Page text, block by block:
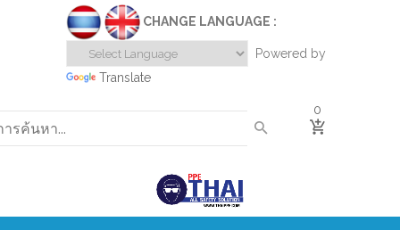
CHANGE LANGUAGE :
Powered by
Translate
0